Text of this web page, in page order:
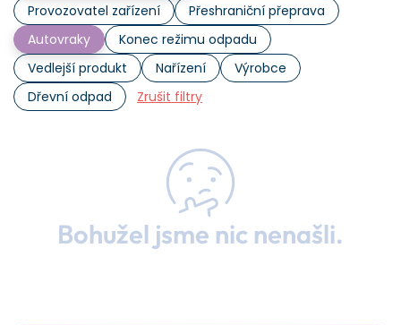
Provozovatel zařízení
Přeshraniční přeprava
Autovraky
Konec režimu odpadu
Vedlejší produkt
Nařízení
Výrobce
Dřevní odpad
Zrušit filtry
Bohužel jsme nic nenašli.